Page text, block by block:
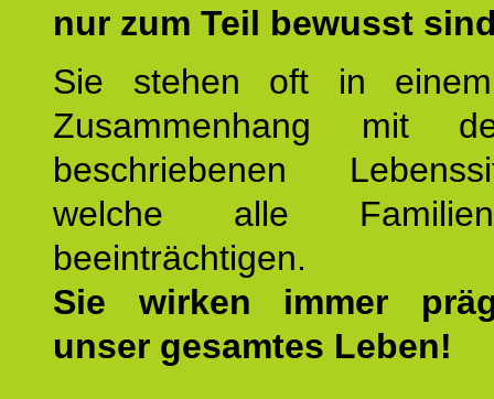
nur zum Teil bewusst
Sie stehen oft in
Zusammenhang mit
beschriebenen
welche alle
beeinträchtigen.
Sie wirken immer
unser gesamtes Leben!